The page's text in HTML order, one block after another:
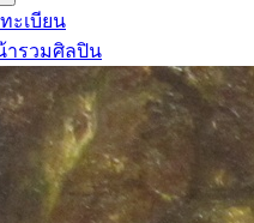
ะเบียน
ารวมศิลปิน